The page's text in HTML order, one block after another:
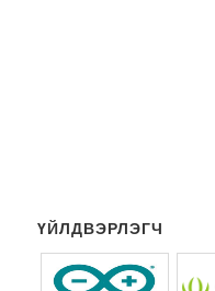
ҮЙЛДВЭРЛЭГЧ